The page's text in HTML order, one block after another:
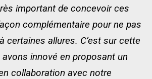
important de concevoir ces
complémentaire pour ne pas
certaines allures. C’est sur cette
innové en proposant un
collaboration avec notre